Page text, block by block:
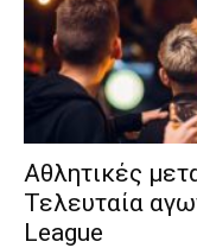
Αθλητικές
Τελευταία
League